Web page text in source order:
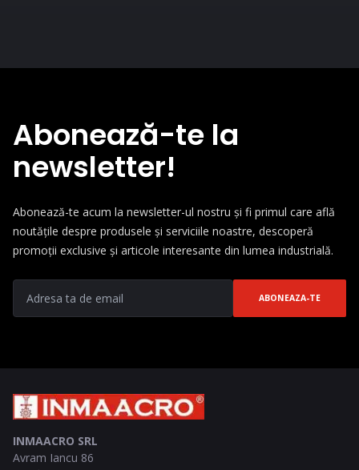
Abonează-te la
newsletter!
Abonează-te acum la newsletter-ul nostru și fi primul care află
noutățile despre produsele și serviciile noastre, descoperă
promoții exclusive și articole interesante din lumea industrială.
ABONEAZA-TE
INMAACRO SRL
Avram Iancu 86